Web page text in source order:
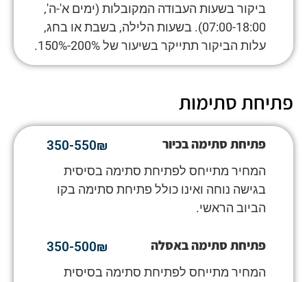
ביקור בשעות העבודה המקובלות (ימים א'-ה',
07:00-18:00). בשעות הלילה, בשבת או בחג,
עלות הביקור תתייקר בשיעור של 200%-150%.
פתיחת סתימות
פתיחת סתימה בכיור 350-550₪
המחיר מתייחס לפתיחת סתימה בסיסית
בגישה נוחה ואינו כולל פתיחת סתימה בקו
הביוב הראשי.
פתיחת סתימה באסלה 350-500₪
המחיר מתייחס לפתיחת סתימה בסיסית